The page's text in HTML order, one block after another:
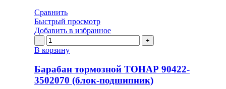
Сравнить
Быстрый просмотр
Добавить в избранное
Количество
товара
Барабан
тормозной
ТОНАР
90422-
В корзину
Барабан тормозной ТОНАР 90422-
3502070 (блок-подшипник)